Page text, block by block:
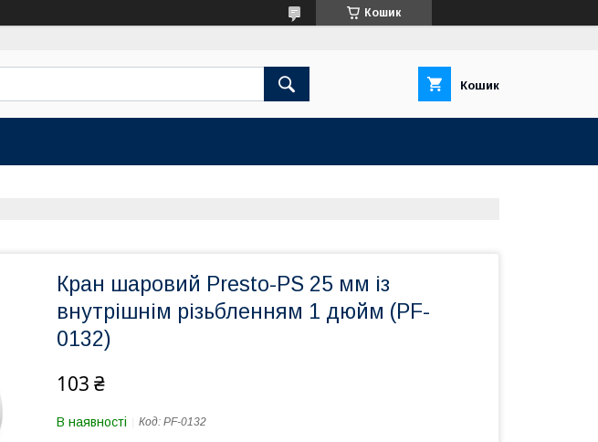
Кошик
Кошик
Кран шаровий Presto-PS 25 мм із
внутрішнім різьбленням 1 дюйм (PF-
0132)
103 ₴
В наявності Код: PF-0132